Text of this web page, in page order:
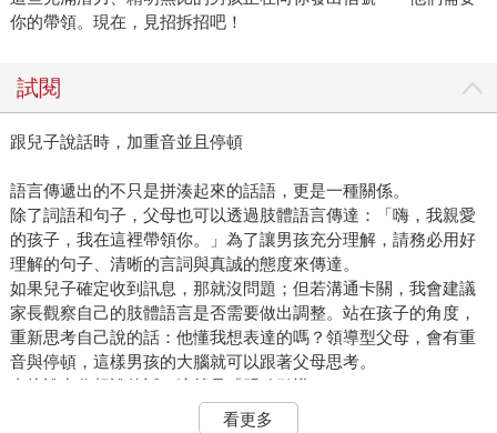
你的帶領。現在，見招拆招吧！
試閱
跟兒子說話時，加重音並且停頓
語言傳遞出的不只是拼湊起來的話語，更是一種關係。
除了詞語和句子，父母也可以透過肢體語言傳達：「嗨，我親愛
的孩子，我在這裡帶領你。」為了讓男孩充分理解，請務必用好
理解的句子、清晰的言詞與真誠的態度來傳達。
如果兒子確定收到訊息，那就沒問題；但若溝通卡關，我會建議
家長觀察自己的肢體語言是否需要做出調整。站在孩子的角度，
重新思考自己說的話：他懂我想表達的嗎？領導型父母，會有重
音與停頓，這樣男孩的大腦就可以跟著父母思考。
直接說出你想說的話，這就是「明確引導」
看更多